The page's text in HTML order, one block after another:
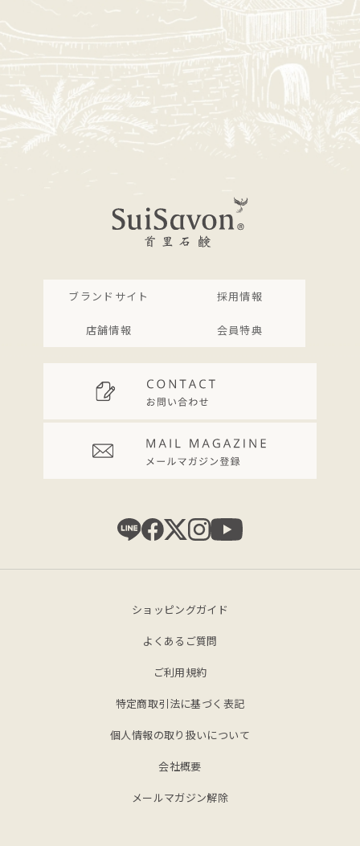
ブランドサイト 採用情報
店舗情報 会員特典
ショッピングガイド
よくあるご質問
ご利用規約
特定商取引法に基づく表記
個人情報の取り扱いについて
会社概要
メールマガジン解除